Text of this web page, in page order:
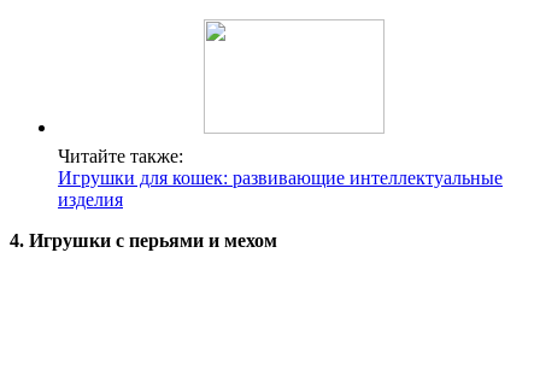
Читайте также:
Игрушки для кошек: развивающие интеллектуальные
изделия
4. Игрушки с перьями и мехом